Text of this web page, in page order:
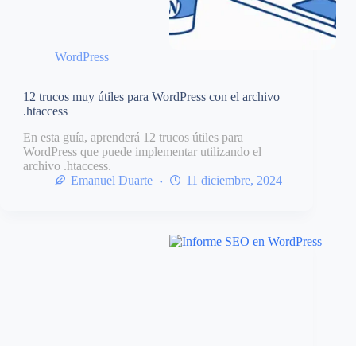
WordPress
12 trucos muy útiles para WordPress con el archivo
.htaccess
En esta guía, aprenderá 12 trucos útiles para
WordPress que puede implementar utilizando el
archivo .htaccess.
Emanuel Duarte
11 diciembre, 2024